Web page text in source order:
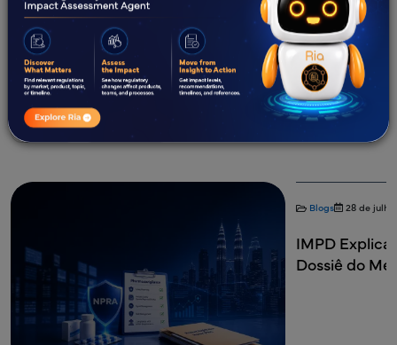
aumentada.
Novidades?
Todos Blogs e-Books
Infográficos
Webinars
White Papers
Blogs 28 de
IMPD
Dossiê do